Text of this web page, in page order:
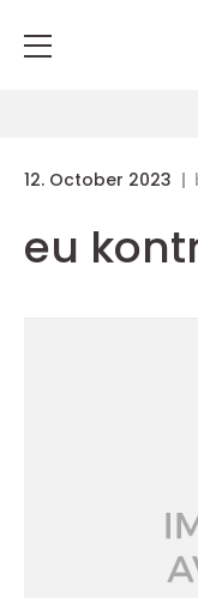
12. October 2023
eu